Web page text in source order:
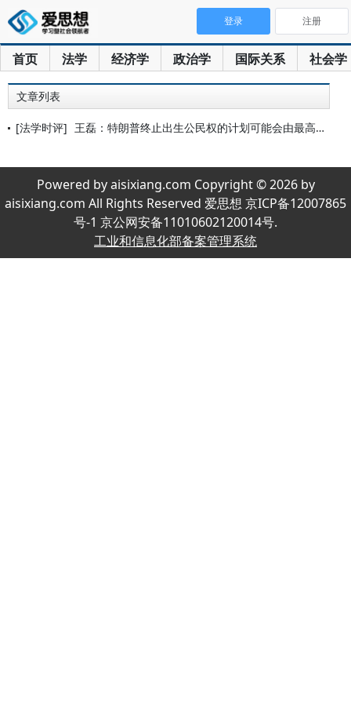
首页 法学 经济学 政治学 国际关系 社会学
登录 注册
文章列表
[法学时评] 王磊：特朗普终止出生公民权的计划可能会由最高法院决定
Powered by aisixiang.com Copyright © 2026 by
aisixiang.com All Rights Reserved 爱思想 京ICP备12007865
号-1 京公网安备11010602120014号.
工业和信息化部备案管理系统